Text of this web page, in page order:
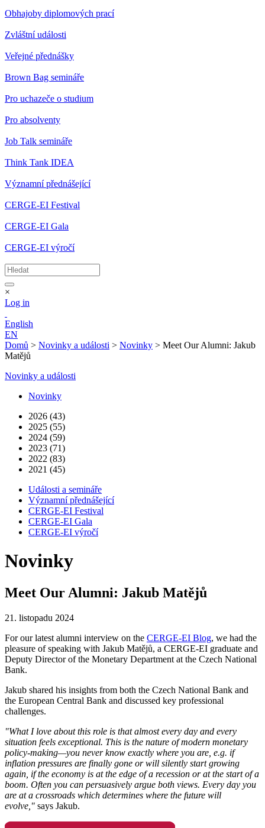
Obhajoby diplomových prací
Zvláštní události
Veřejné přednášky
Brown Bag semináře
Pro uchazeče o studium
Pro absolventy
Job Talk semináře
Think Tank IDEA
Významní přednášející
CERGE-EI Festival
CERGE-EI Gala
CERGE-EI výročí
×
Log in
English
EN
Domů > Novinky a události > Novinky > Meet Our Alumni: Jakub
Matějů
Novinky a události
Novinky
2026 (43)
2025 (55)
2024 (59)
2023 (71)
2022 (83)
2021 (45)
Události a semináře
Významní přednášející
CERGE-EI Festival
CERGE-EI Gala
CERGE-EI výročí
Novinky
Meet Our Alumni: Jakub Matějů
21. listopadu 2024
For our latest alumni interview on the CERGE-EI Blog, we had the
pleasure of speaking with Jakub Matějů, a CERGE-EI graduate and
Deputy Director of the Monetary Department at the Czech National
Bank.
Jakub shared his insights from both the Czech National Bank and
the European Central Bank and discussed key professional
challenges.
"What I love about this role is that almost every day and every
situation feels exceptional. This is the nature of modern monetary
policy-making—you never know exactly where you are, e.g. if
inflation pressures are finally gone or will silently start growing
again, if the economy is at the edge of a recession or at the start of a
boom. Often you can persuasively argue both views. Every day you
are at a crossroads which determines where the future will
evolve," says Jakub.